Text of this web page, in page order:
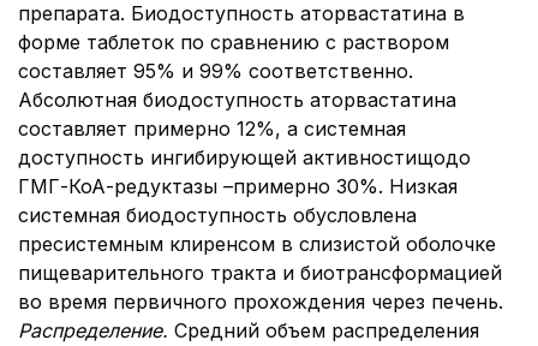
препарата. Биодоступность аторвастатина в
форме таблеток по сравнению с раствором
составляет 95% и 99% соответственно.
Абсолютная биодоступность аторвастатина
составляет примерно 12%, а системная
доступность ингибирующей активностищодо
ГМГ-КоА-редуктазы –примерно 30%. Низкая
системная биодоступность обусловлена
пресистемным клиренсом в слизистой оболочке
пищеварительного тракта и биотрансформацией
во время первичного прохождения через печень.
Распределение. Средний объем распределения